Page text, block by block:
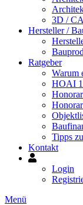
3D /
Hersteller /
Ratgeber
Warum
HOAI
Tipps
Kontakt
Mein
KontoLogin
Menü